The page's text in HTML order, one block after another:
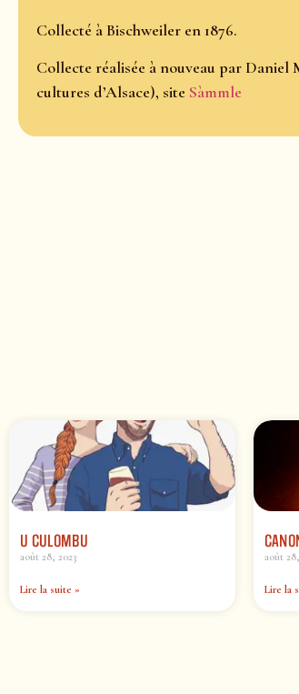
Collecté à Bischweiler en 1876.
Collecte réalisée à nouveau par
cultures d’Alsace), site Sàmmle
U CULOMBU
août 28, 2023
Lire la suite »
août
Lire la